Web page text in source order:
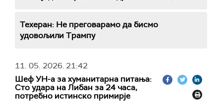
Техеран: Не преговарамо да бисмо
удовољили Трампу
11. 05. 2026.21:42
Шеф УН-a за хуманитарна питања:
Сто удара на Либан за 24 часа,
потребно истинско примирје